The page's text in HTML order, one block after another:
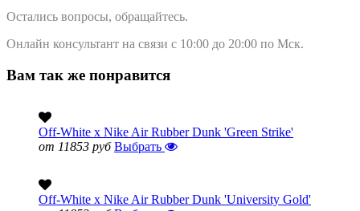
Остались вопросы, обращайтесь.
Онлайн консультант на связи с 10:00 до 20:00 по Мск.
Вам так же понравится
Off-White x Nike Air Rubber Dunk 'Green Strike'
от 11853 руб Выбрать
Off-White x Nike Air Rubber Dunk 'University Gold'